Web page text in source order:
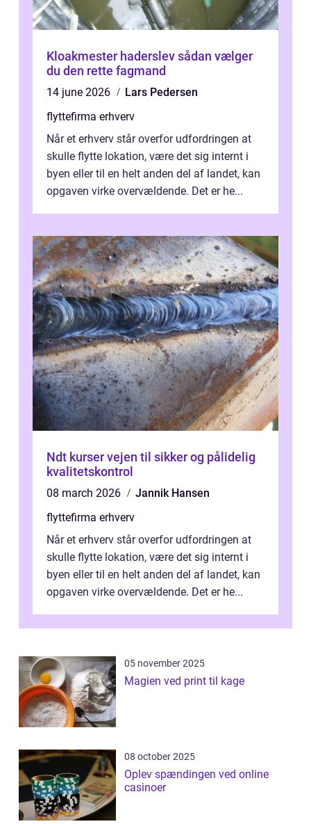
Kloakmester haderslev sådan vælger
du den rette fagmand
14 june 2026
Lars Pedersen
flyttefirma erhverv
Når et erhverv står overfor udfordringen at
skulle flytte lokation, være det sig internt i
byen eller til en helt anden del af landet, kan
opgaven virke overvældende. Det er he...
Ndt kurser vejen til sikker og pålidelig
kvalitetskontrol
08 march 2026
Jannik Hansen
flyttefirma erhverv
Når et erhverv står overfor udfordringen at
skulle flytte lokation, være det sig internt i
byen eller til en helt anden del af landet, kan
opgaven virke overvældende. Det er he...
05 november 2025
Magien ved print til kage
08 october 2025
Oplev spændingen ved online
casinoer